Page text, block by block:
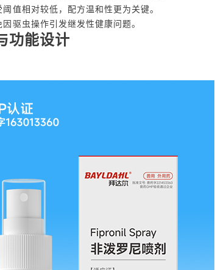
值相对较低，配方温和性更为关键。
驱虫操作引发继发性健康问题。
功能设计